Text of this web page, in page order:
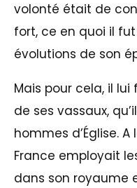
volonté était de
fort, ce en quoi il
évolutions de son
Mais pour cela, il
de ses vassaux,
hommes d’Église.
France employait
dans son royaume